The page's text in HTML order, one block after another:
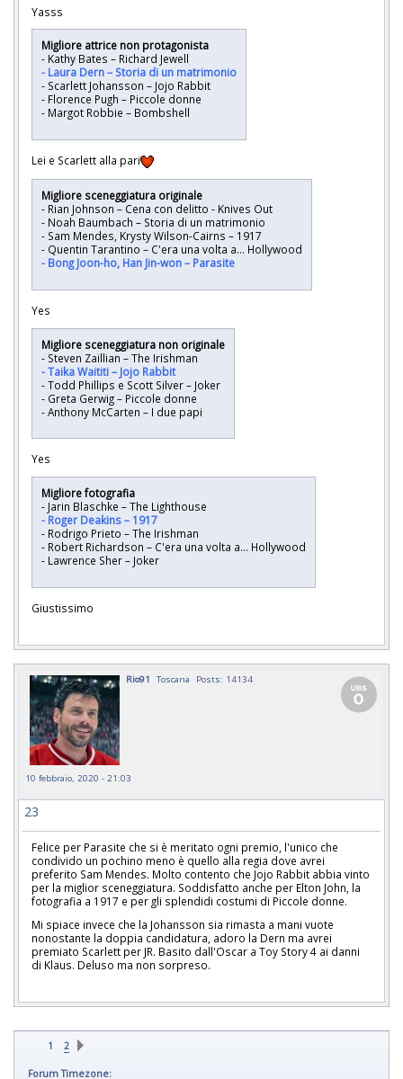
Yasss
Migliore attrice non protagonista
- Kathy Bates – Richard Jewell
- Laura Dern – Storia di un matrimonio
- Scarlett Johansson – Jojo Rabbit
- Florence Pugh – Piccole donne
- Margot Robbie – Bombshell
Lei e Scarlett alla pari
Migliore sceneggiatura originale
- Rian Johnson – Cena con delitto - Knives Out
- Noah Baumbach – Storia di un matrimonio
- Sam Mendes, Krysty Wilson-Cairns – 1917
- Quentin Tarantino – C'era una volta a... Hollywood
- Bong Joon-ho, Han Jin-won – Parasite
Yes
Migliore sceneggiatura non originale
- Steven Zaillian – The Irishman
- Taika Waititi – Jojo Rabbit
- Todd Phillips e Scott Silver – Joker
- Greta Gerwig – Piccole donne
- Anthony McCarten – I due papi
Yes
Migliore fotografia
- Jarin Blaschke – The Lighthouse
- Roger Deakins – 1917
- Rodrigo Prieto – The Irishman
- Robert Richardson – C'era una volta a... Hollywood
- Lawrence Sher – Joker
Giustissimo
Rio91 Toscana Posts: 14134
10 febbraio, 2020 - 21:03
23
Felice per Parasite che si è meritato ogni premio, l'unico che
condivido un pochino meno è quello alla regia dove avrei
preferito Sam Mendes. Molto contento che Jojo Rabbit abbia vinto
per la miglior sceneggiatura. Soddisfatto anche per Elton John, la
fotografia a 1917 e per gli splendidi costumi di Piccole donne.
Mi spiace invece che la Johansson sia rimasta a mani vuote
nonostante la doppia candidatura, adoro la Dern ma avrei
premiato Scarlett per JR. Basito dall'Oscar a Toy Story 4 ai danni
di Klaus. Deluso ma non sorpreso.
1 2
Forum Timezone: